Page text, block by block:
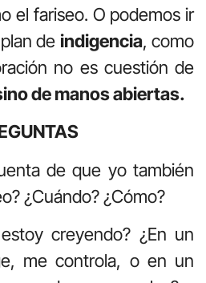
el fariseo. O podemos ir
de indigencia, como
no es cuestión de
de manos abiertas.
de que yo también
¿Cuándo? ¿Cómo?
creyendo? ¿En un
me controla, o en un